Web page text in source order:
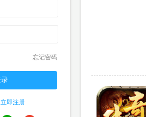
忘记密码
立即注册